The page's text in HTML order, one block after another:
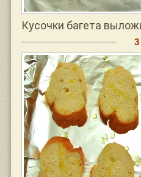
Кусочки багета